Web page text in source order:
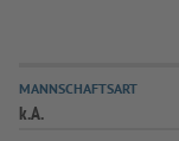
MANNSCHAFTSART
k.A.